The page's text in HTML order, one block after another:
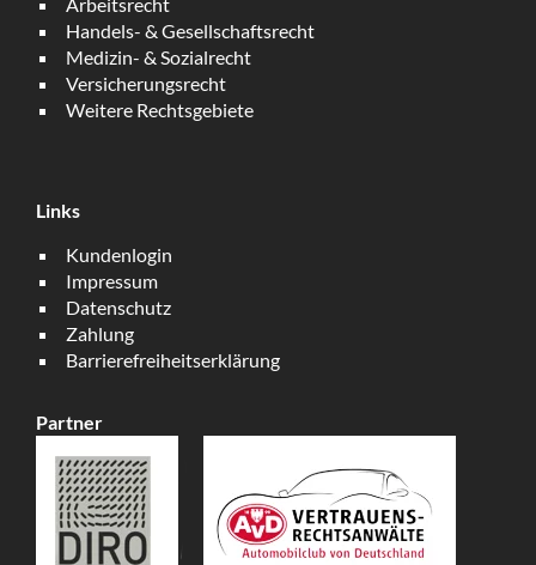
Handels- & Gesellschaftsrecht
Medizin- & Sozialrecht
Versicherungsrecht
Weitere Rechtsgebiete
Links
Kundenlogin
Impressum
Datenschutz
Zahlung
Barrierefreiheitserklärung
Partner